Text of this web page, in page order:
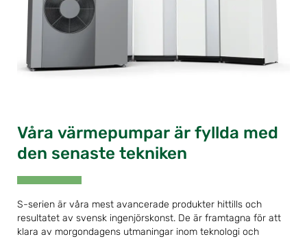
Våra värmepumpar är fyllda med
den senaste tekniken
S-serien är våra mest avancerade produkter hittills och
resultatet av svensk ingenjörskonst. De är framtagna för att
klara av morgondagens utmaningar inom teknologi och